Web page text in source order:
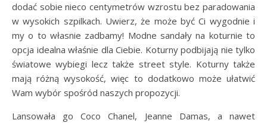
dodać sobie nieco centymetrów wzrostu bez paradowania
w wysokich szpilkach. Uwierz, że może być Ci wygodnie i
my o to własnie zadbamy! Modne sandały na koturnie to
opcja idealna właśnie dla Ciebie. Koturny podbijają nie tylko
światowe wybiegi lecz także street style. Koturny także
mają różną wysokość, więc to dodatkowo może ułatwić
Wam wybór spośród naszych propozycji.
Lansowała go Coco Chanel, Jeanne Damas, a nawet